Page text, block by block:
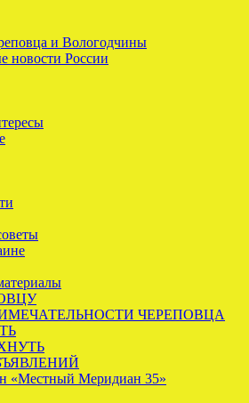
и Вологодчины
новости России
ЧЕРЕПОВЦА
«Местный Меридиан 35»